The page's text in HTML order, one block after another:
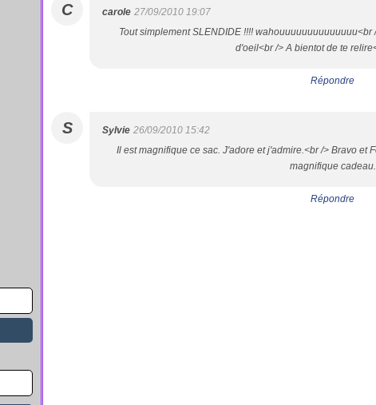
C carole 27/09/2010 19:07
Tout simplement SLENDIDE !!!!
d'oeil<br /> A bientot de te
Répondre
S Sylvie 26/09/2010 15:42
Il est magnifique ce sac. J'adore et j'admire.<br /> Bravo et
magnifique cadeau.
Répondre